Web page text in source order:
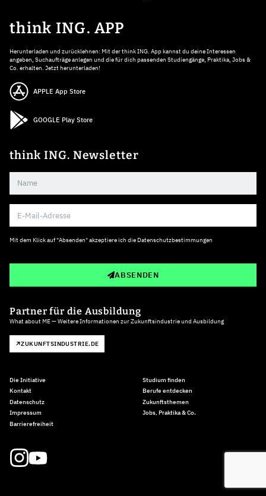
think ING. APP
Herunterladen und zurücklehnen: Mit der think ING. App kannst du deine Interessen
angeben, Suchaufträge anlegen und die für dich passenden Studiengänge, Praktika, Jobs &
Co. erhalten. Jetzt herunterladen!
APPLE App Store
GOOGLE Play Store
think ING. Newsletter
Mit dem Klick auf "Absenden" akzeptiere ich die Datenschutzbestimmungen
ABSENDEN
Partner für die Ausbildung
What about ME — Weitere Informationen zur Zukunftsindustrie und Ausbildung
ZUKUNFTSINDUSTRIE.DE
Die Initiative
Kontakt
Datenschutz
Impressum
Barrierefreiheit
Studium finden
Berufe entdecken
Zukunftsthemen
Jobs, Praktika & Co.